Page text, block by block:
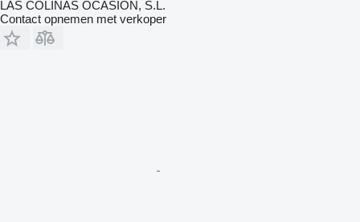
LAS COLINAS OCASION, S.L.
Contact opnemen met verkoper